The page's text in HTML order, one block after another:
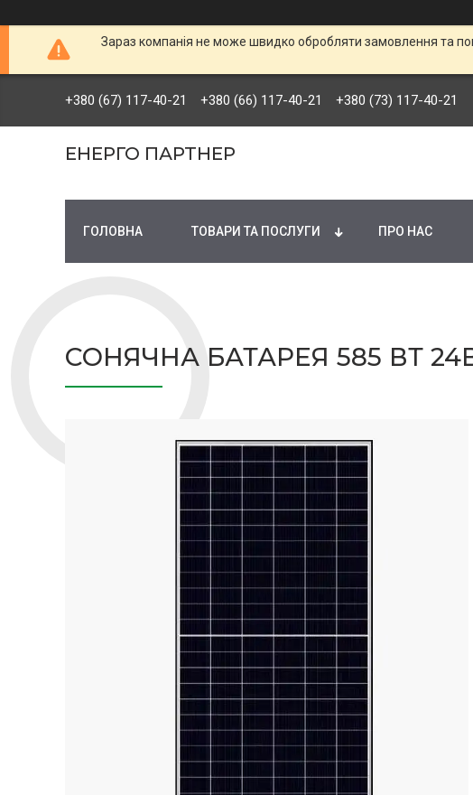
Зараз компанія не може швидко обробляти замовлення та
+380 (67) 117-40-21 +380 (66) 117-40-21 +380 (73) 117-40-21
ЕНЕРГО ПАРТНЕР
ГОЛОВНА ТОВАРИ ТА ПОСЛУГИ ПРО НАС
СОНЯЧНА БАТАРЕЯ 585 ВТ 24В